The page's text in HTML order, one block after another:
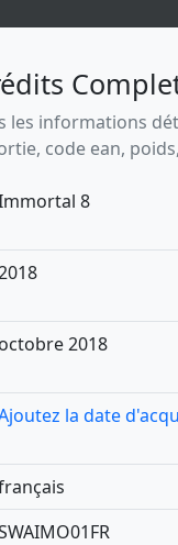
les informations
code ean,
8
octobre 2018
la date